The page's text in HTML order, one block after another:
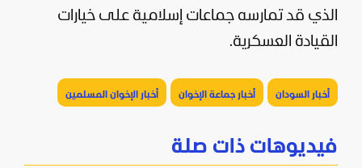
الذي قد تمارسه جماعات إسلامية على خيارات
القيادة العسكرية.
أخبار السودان أخبار جماعة الإخوان أخبار الإخوان المسلمين
فيديوهات ذات صلة